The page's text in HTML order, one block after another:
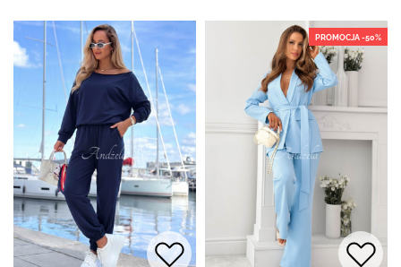
PROMOCJA -50%